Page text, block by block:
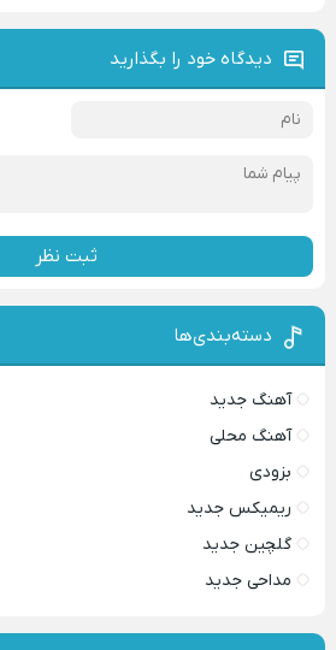
دیدگاه خود را بگذارید
ثبت نظر
دسته‌بندی‌ها
آهنگ جدید
آهنگ محلی
بزودی
ریمیکس جدید
گلچین جدید
مداحی جدید